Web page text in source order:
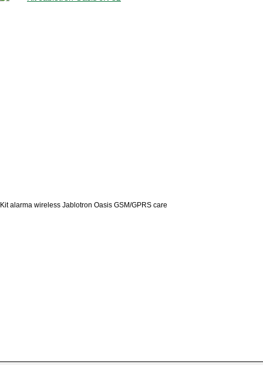
Kit alarma wireless Jablotron Oasis GSM/GPRS care